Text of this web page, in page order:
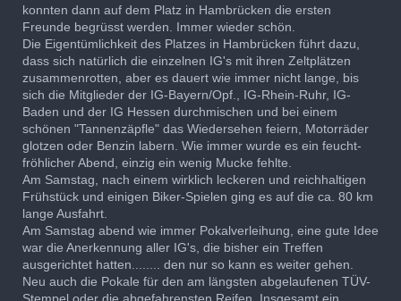
konnten dann auf dem Platz in Hambrücken die ersten
Freunde begrüsst werden. Immer wieder schön.
Die Eigentümlichkeit des Platzes in Hambrücken führt dazu,
dass sich natürlich die einzelnen IG's mit ihren Zeltplätzen
zusammenrotten, aber es dauert wie immer nicht lange, bis
sich die Mitglieder der IG-Bayern/Opf., IG-Rhein-Ruhr, IG-
Baden und der IG Hessen durchmischen und bei einem
schönen "Tannenzäpfle" das Wiedersehen feiern, Motorräder
glotzen oder Benzin labern. Wie immer wurde es ein feucht-
fröhlicher Abend, einzig ein wenig Mucke fehlte.
Am Samstag, nach einem wirklich leckeren und reichhaltigen
Frühstück und einigen Biker-Spielen ging es auf die ca. 80 km
lange Ausfahrt.
Am Samstag abend wie immer Pokalverleihung, eine gute Idee
war die Anerkennung aller IG's, die bisher ein Treffen
ausgerichtet hatten........ den nur so kann es weiter gehen.
Neu auch die Pokale für den am längsten abgelaufenen TÜV-
Stempel oder die abgefahrensten Reifen. Insgesamt ein